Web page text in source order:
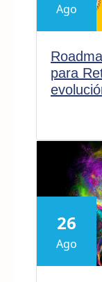
Ago
para
26
Ago